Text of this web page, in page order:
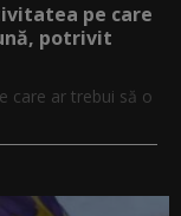
pe care
potrivit
care ar trebui să o